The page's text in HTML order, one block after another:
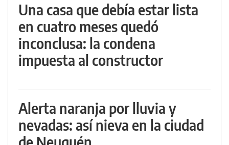
Una casa que debía estar lista
en cuatro meses quedó
inconclusa: la condena
impuesta al constructor
Alerta naranja por lluvia y
nevadas: así nieva en la ciudad